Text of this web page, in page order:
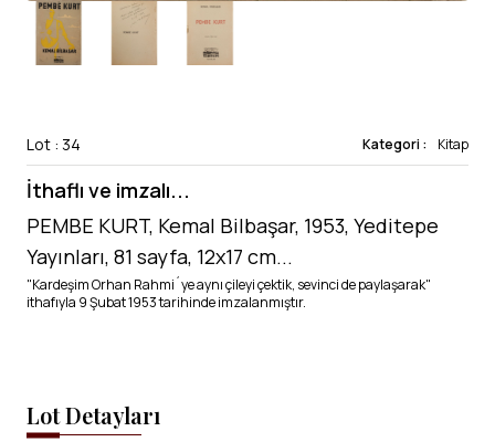
Lot : 34 Kategori : Kitap
İthaflı ve imzalı...
PEMBE KURT, Kemal Bilbaşar, 1953, Yeditepe
Yayınları, 81 sayfa, 12x17 cm...
"Kardeşim Orhan Rahmi´ye aynı çileyi çektik, sevinci de paylaşarak"
ithafıyla 9 Şubat 1953 tarihinde imzalanmıştır.
Lot Detayları